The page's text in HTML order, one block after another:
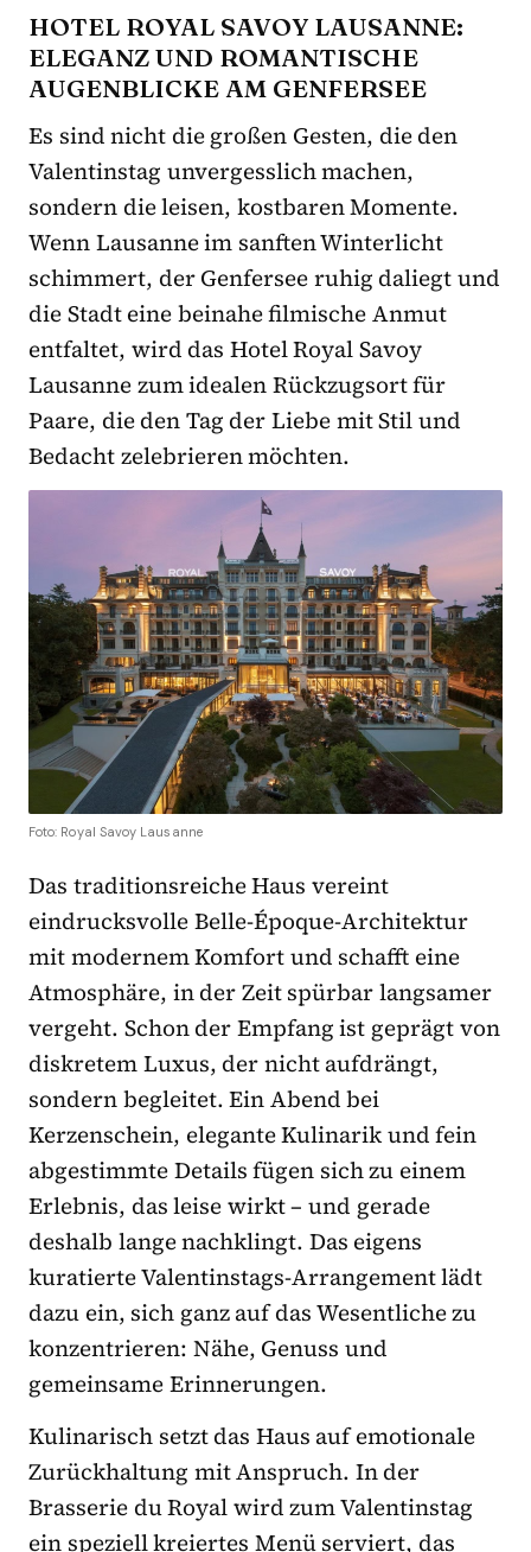
HOTEL ROYAL SAVOY LAUSANNE:
ELEGANZ UND ROMANTISCHE
AUGENBLICKE AM GENFERSEE
Es sind nicht die großen Gesten, die den
Valentinstag unvergesslich machen,
sondern die leisen, kostbaren Momente.
Wenn Lausanne im sanften Winterlicht
schimmert, der Genfersee ruhig daliegt und
die Stadt eine beinahe filmische Anmut
entfaltet, wird das Hotel Royal Savoy
Lausanne zum idealen Rückzugsort für
Paare, die den Tag der Liebe mit Stil und
Bedacht zelebrieren möchten.
Foto: Royal Savoy Lausanne
Das traditionsreiche Haus vereint
eindrucksvolle Belle-Époque-Architektur
mit modernem Komfort und schafft eine
Atmosphäre, in der Zeit spürbar langsamer
vergeht. Schon der Empfang ist geprägt von
diskretem Luxus, der nicht aufdrängt,
sondern begleitet. Ein Abend bei
Kerzenschein, elegante Kulinarik und fein
abgestimmte Details fügen sich zu einem
Erlebnis, das leise wirkt – und gerade
deshalb lange nachklingt. Das eigens
kuratierte Valentinstags-Arrangement lädt
dazu ein, sich ganz auf das Wesentliche zu
konzentrieren: Nähe, Genuss und
gemeinsame Erinnerungen.
Kulinarisch setzt das Haus auf emotionale
Zurückhaltung mit Anspruch. In der
Brasserie du Royal wird zum Valentinstag
ein speziell kreiertes Menü serviert, das